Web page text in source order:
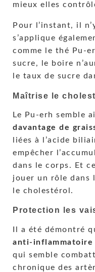
mieux elles
Pour l’instant, il
s’applique
comme le thé Pu-
sucre, le boire
le taux de sucre
Maîtrise le
Le Pu-erh semble
davantage de
liées à l’acide
empêcher
dans le corps. Et
jouer un rôle dans
le cholestérol.
Protection les
Il a été démontré
anti-inflammatoire
qui semble
chronique des